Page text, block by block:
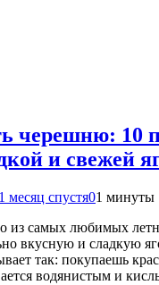
черешню: 10
и свежей
1 месяц спустя01 минуты
из самых любимых
вкусную и сладкую
так: покупаешь
водянистым и